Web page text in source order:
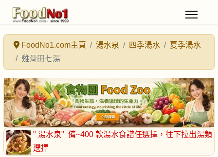
FoodNo1.com主頁 湯水泉 四季湯水
夏季湯水
雞骨田七湯
" 湯水泉" 備~400 款湯水食譜任選擇 ，往下拉出湯類
選擇